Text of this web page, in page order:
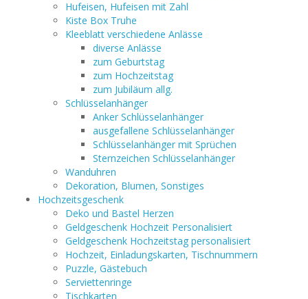
Hufeisen, Hufeisen mit Zahl
Kiste Box Truhe
Kleeblatt verschiedene Anlässe
diverse Anlässe
zum Geburtstag
zum Hochzeitstag
zum Jubiläum allg.
Schlüsselanhänger
Anker Schlüsselanhänger
ausgefallene Schlüsselanhänger
Schlüsselanhänger mit Sprüchen
Sternzeichen Schlüsselanhänger
Wanduhren
Dekoration, Blumen, Sonstiges
Hochzeitsgeschenk
Deko und Bastel Herzen
Geldgeschenk Hochzeit Personalisiert
Geldgeschenk Hochzeitstag personalisiert
Hochzeit, Einladungskarten, Tischnummern
Puzzle, Gästebuch
Serviettenringe
Tischkarten